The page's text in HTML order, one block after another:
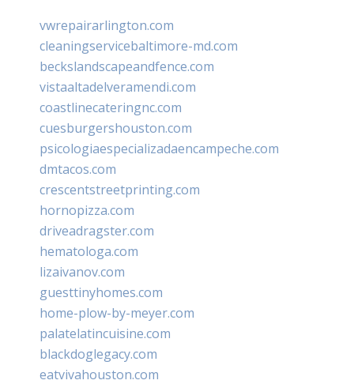
vwrepairarlington.com
cleaningservicebaltimore-md.com
beckslandscapeandfence.com
vistaaltadelveramendi.com
coastlinecateringnc.com
cuesburgershouston.com
psicologiaespecializadaencampeche.com
dmtacos.com
crescentstreetprinting.com
hornopizza.com
driveadragster.com
hematologa.com
lizaivanov.com
guesttinyhomes.com
home-plow-by-meyer.com
palatelatincuisine.com
blackdoglegacy.com
eatvivahouston.com